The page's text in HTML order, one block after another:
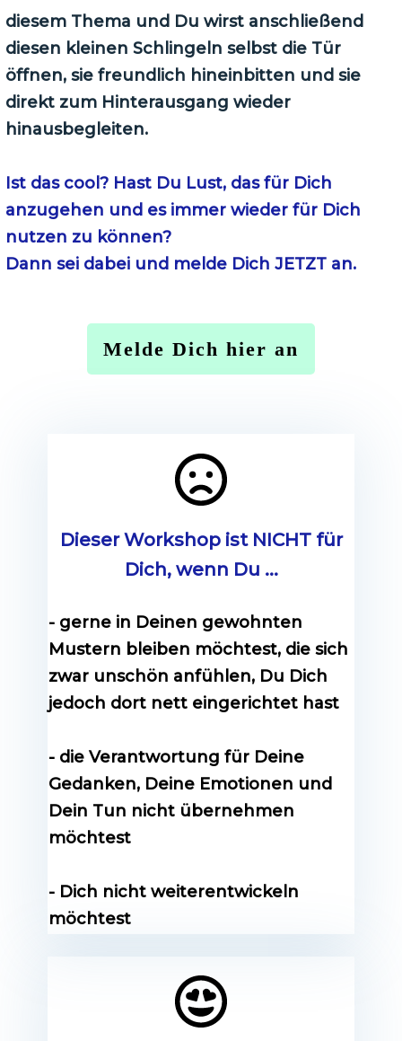
diesem Thema und Du wirst anschließend
diesen kleinen Schlingeln selbst die Tür
öffnen, sie freundlich hineinbitten und sie
direkt zum Hinterausgang wieder
hinausbegleiten.
Ist das cool? Hast Du Lust, das für Dich
anzugehen und es immer wieder für Dich
nutzen zu können?
Dann sei dabei und melde Dich JETZT an.
Melde Dich hier an
Dieser Workshop ist NICHT für
Dich, wenn Du ...
- gerne in Deinen gewohnten
Mustern bleiben möchtest, die sich
zwar unschön anfühlen, Du Dich
jedoch dort nett eingerichtet hast
- die Verantwortung für Deine
Gedanken, Deine Emotionen und
Dein Tun nicht übernehmen
möchtest
- Dich nicht weiterentwickeln
möchtest